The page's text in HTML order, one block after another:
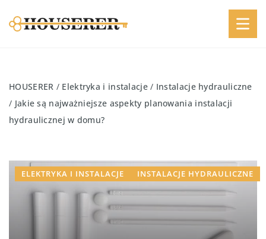
HOUSERER / Elektryka i instalacje/ Instalacje hydrauliczne
/ Jakie są najważniejsze aspekty planowania instalacji
hydraulicznej w domu?
ELEKTRYKA I INSTALACJE INSTALACJE HYDRAULICZNE